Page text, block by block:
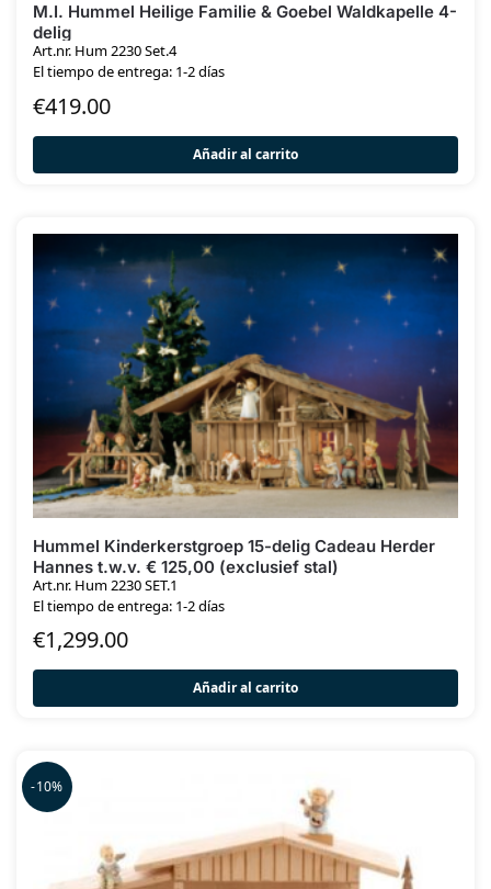
M.I. Hummel Heilige Familie & Goebel Waldkapelle 4-
delig
Art.nr. Hum 2230 Set.4
El tiempo de entrega: 1-2 días
€419.00
Añadir al carrito
Hummel Kinderkerstgroep 15-delig Cadeau Herder
Hannes t.w.v. € 125,00 (exclusief stal)
Art.nr. Hum 2230 SET.1
El tiempo de entrega: 1-2 días
€1,299.00
Añadir al carrito
-10%